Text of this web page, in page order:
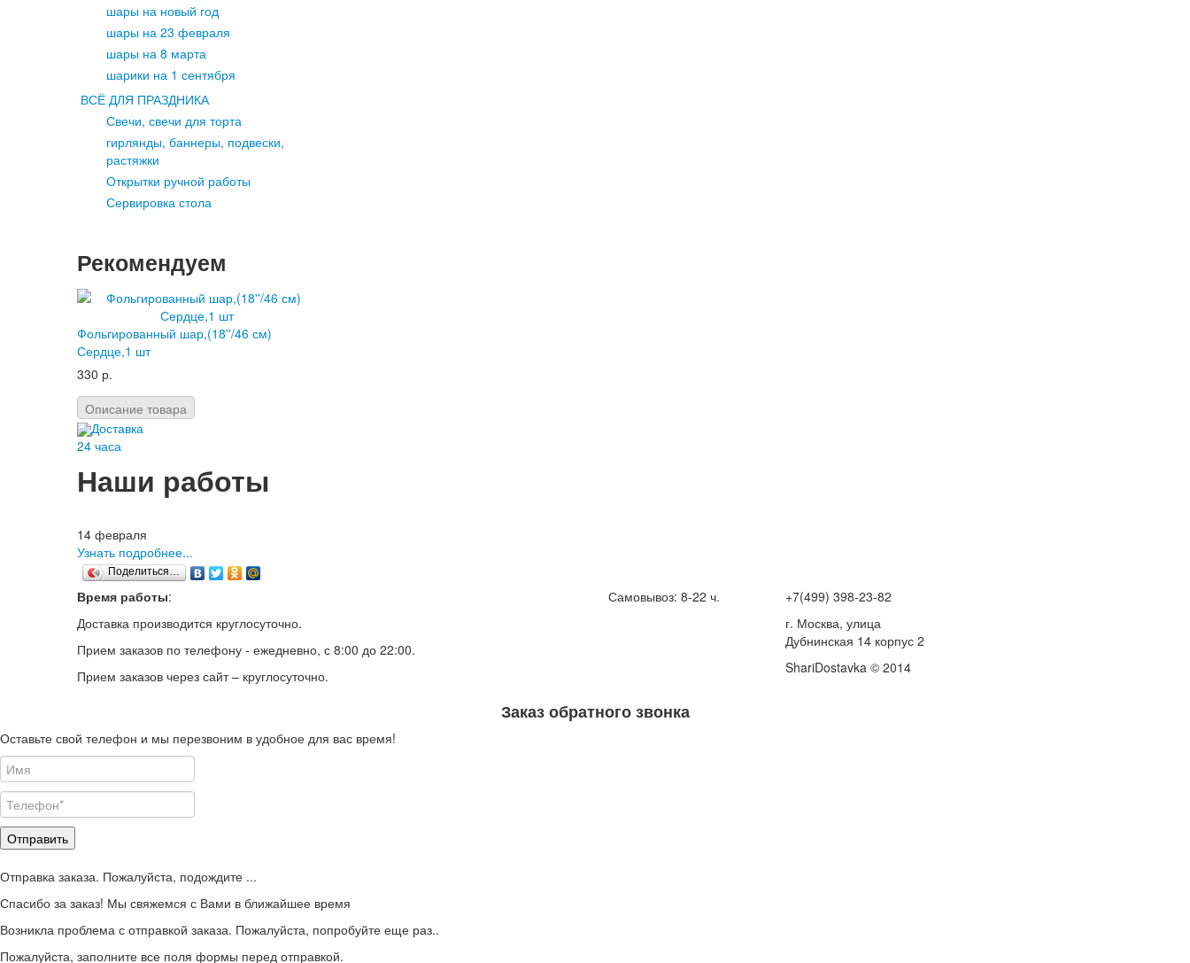
шары на новый год
шары на 23 февраля
шары на 8 марта
шарики на 1 сентября
ВСЁ ДЛЯ ПРАЗДНИКА
Свечи, свечи для торта
гирлянды, баннеры, подвески,
растяжки
Открытки ручной работы
Сервировка стола
Рекомендуем
Фольгированный шар,(18''/46 см)
Сердце,1 шт
330 р.
Описание товара
Доставка
24 часа
Наши работы
14 февраля
Узнать подробнее...
Поделиться…
Время работы:
Доставка производится круглосуточно.
Прием заказов по телефону - ежедневно, с 8:00 до 22:00.
Прием заказов через сайт – круглосуточно.
Самовывоз: 8-22 ч.
+7(499) 398-23-82
г. Москва, улица
Дубнинская 14 корпус 2
ShariDostavka © 2014
Заказ обратного звонка
Оставьте свой телефон и мы перезвоним в удобное для вас время!
Отправить
Отправка заказа. Пожалуйста, подождите ...
Спасибо за заказ! Мы свяжемся с Вами в ближайшее время
Возникла проблема с отправкой заказа. Пожалуйста, попробуйте еще раз..
Пожалуйста, заполните все поля формы перед отправкой.